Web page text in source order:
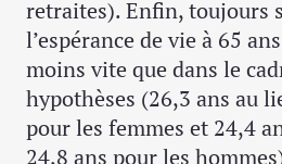
retraites). Enfin, toujours
l’espérance de vie à 65
moins vite que dans le
hypothèses (26,3 ans au
pour les femmes et 24,4
24,8 ans pour les